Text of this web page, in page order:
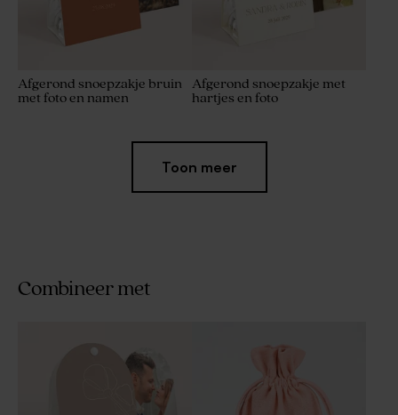
Afgerond snoepzakje bruin
met foto en namen
Afgerond snoepzakje met
hartjes en foto
Toon meer
Combineer met